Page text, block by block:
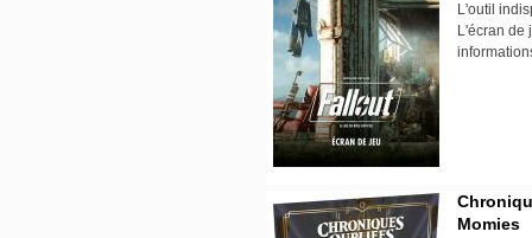
L'outil
L'écran de
Momies